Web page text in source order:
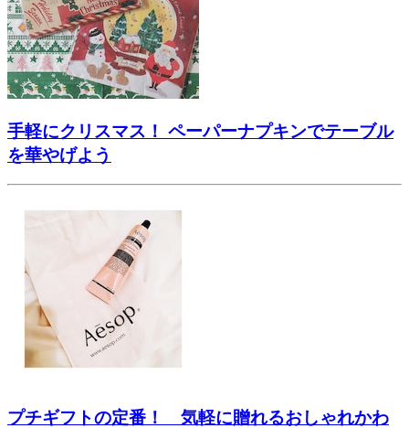
手軽にクリスマス！ ペーパーナプキンでテーブル
を華やげよう
プチギフトの定番！ 気軽に贈れるおしゃれかわ